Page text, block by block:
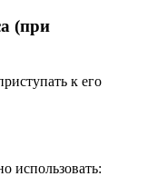
(при
к его
использовать: